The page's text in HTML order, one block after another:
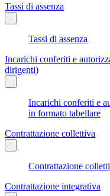
Tassi di assenza
Tassi di assenza
Incarichi conferiti e
dirigenti)
Incarichi conferiti e
in formato tabellare
Contrattazione collettiva
Contrattazione
Contrattazione integrativa